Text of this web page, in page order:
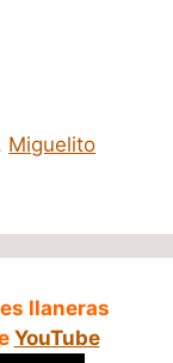
, Miguelito
llaneras
YouTube